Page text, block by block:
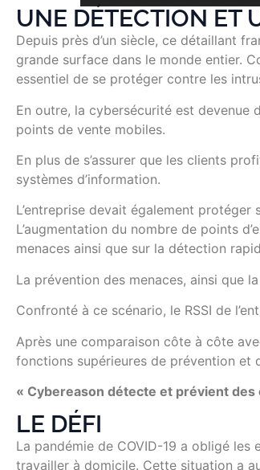
UNE DÉTECTION ET
Depuis près d’un siècle, ce détaillant
grande surface dans le monde entier.
essentiel de se protéger contre les
En outre, la cybersécurité est devenue
points de vente mobiles.
En plus de s’assurer que les clients
systèmes d’information.
L’entreprise devait également
L’augmentation du nombre de points
menaces ainsi que sur la détection
La prévention des menaces, ainsi que
Confronté à ce scénario, le RSSI de
Après une comparaison côte à côte
fonctions supérieures de prévention et
« Cybereason détecte et prévient
LE DÉFI
La pandémie de COVID-19 a obligé
travailler à domicile. Cette situation a